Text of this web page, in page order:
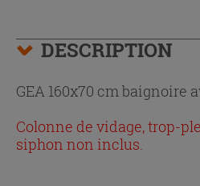
DESCRIPTION
GEA 160x70 cm baignoire
Colonne de vidage, trop-
siphon non inclus.